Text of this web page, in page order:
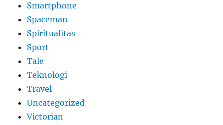
Smartphone
Spaceman
Spiritualitas
Sport
Tale
Teknologi
Travel
Uncategorized
Victorian